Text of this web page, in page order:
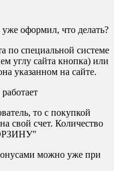
оформил, что делать?
по специальной системе
углу сайта кнопка) или
указанном на сайте.
то с покупкой
свой счет. Количество
можно уже при